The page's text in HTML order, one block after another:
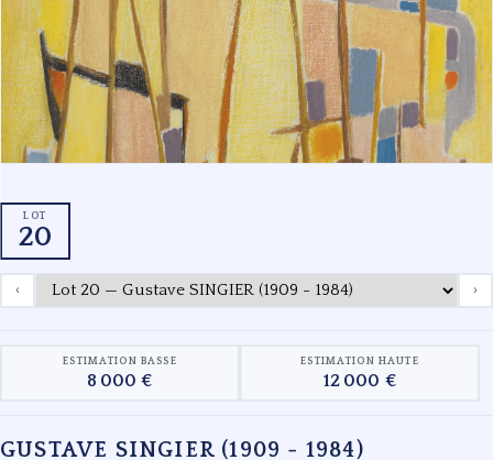
LOT
20
‹ ›
ESTIMATION BASSE
8 000 €
ESTIMATION HAUTE
12 000 €
GUSTAVE SINGIER (1909 - 1984)